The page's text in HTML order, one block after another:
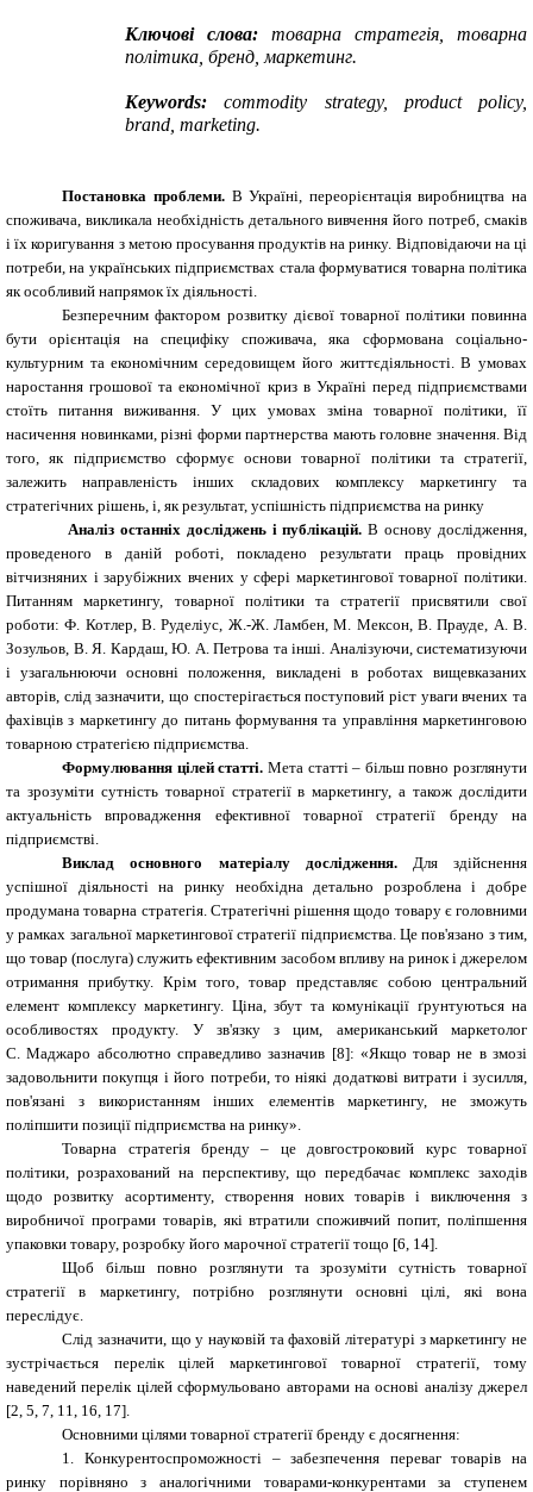
Ключові слова: товарна стратегія, товарна
політика, бренд, маркетинг.
Keywords: commodity strategy, product policy,
brand, marketing.
Постановка проблеми. В Україні, переорієнтація виробництва на
споживача, викликала необхідність детального вивчення його потреб, смаків
і їх коригування з метою просування продуктів на ринку. Відповідаючи на ці
потреби, на українських підприємствах стала формуватися товарна політика
як особливий напрямок їх діяльності.
Безперечним фактором розвитку дієвої товарної політики повинна
бути орієнтація на специфіку споживача, яка сформована соціально-
культурним та економічним середовищем його життєдіяльності. В умовах
наростання грошової та економічної криз в Україні перед підприємствами
стоїть питання виживання. У цих умовах зміна товарної політики, її
насичення новинками, різні форми партнерства мають головне значення. Від
того, як підприємство сформує основи товарної політики та стратегії,
залежить направленість інших складових комплексу маркетингу та
стратегічних рішень, і, як результат, успішність підприємства на ринку
Аналіз останніх досліджень і публікацій. В основу дослідження,
проведеного в даній роботі, покладено результати праць провідних
вітчизняних і зарубіжних вчених у сфері маркетингової товарної політики.
Питанням маркетингу, товарної політики та стратегії присвятили свої
роботи: Ф. Котлер, В. Руделіус, Ж.-Ж. Ламбен, М. Мексон, В. Прауде, А. В.
Зозульов, В. Я. Кардаш, Ю. А. Петрова та інші. Аналізуючи, систематизуючи
і узагальнюючи основні положення, викладені в роботах вищевказаних
авторів, слід зазначити, що спостерігається поступовий ріст уваги вчених та
фахівців з маркетингу до питань формування та управління маркетинговою
товарною стратегією підприємства.
Формулювання цілей статті.Мета статті – більш повно розглянути
та зрозуміти сутність товарної стратегії в маркетингу, а також дослідити
актуальність впровадження ефективної товарної стратегії бренду на
підприємстві.
Виклад основного матеріалу дослідження. Для здійснення
успішної діяльності на ринку необхідна детально розроблена і добре
продумана товарна стратегія. Стратегічні рішення щодо товару є головними
у рамках загальної маркетингової стратегії підприємства. Це пов'язано з тим,
що товар (послуга) служить ефективним засобом впливу на ринок і джерелом
отримання прибутку. Крім того, товар представляє собою центральний
елемент комплексу маркетингу. Ціна, збут та комунікації ґрунтуються на
особливостях продукту. У зв'язку з цим, американський маркетолог
С. Маджаро абсолютно справедливо зазначив [8]: «Якщо товар не в змозі
задовольнити покупця і його потреби, то ніякі додаткові витрати і зусилля,
пов'язані з використанням інших елементів маркетингу, не зможуть
поліпшити позиції підприємства на ринку».
Товарна стратегія бренду – це довгостроковий курс товарної
політики, розрахований на перспективу, що передбачає комплекс заходів
щодо розвитку асортименту, створення нових товарів і виключення з
виробничої програми товарів, які втратили споживчий попит, поліпшення
упаковки товару, розробку його марочної стратегії тощо [6, 14].
Щоб більш повно розглянути та зрозуміти сутність товарної
стратегії в маркетингу, потрібно розглянути основні цілі, які вона
переслідує.
Слід зазначити, що у науковій та фаховій літературі з маркетингу не
зустрічається перелік цілей маркетингової товарної стратегії, тому
наведений перелік цілей сформульовано авторами на основі аналізу джерел
[2, 5, 7, 11, 16, 17].
Основними цілями товарної стратегії бренду є досягнення:
1. Конкурентоспроможності – забезпечення переваг товарів на
ринку порівняно з аналогічними товарами-конкурентами за ступенем